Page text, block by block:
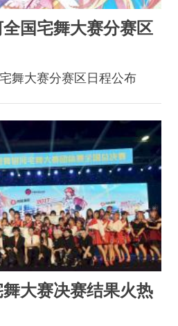
国宅舞大赛分赛区
舞大赛分赛区日程公布
大赛决赛结果火热